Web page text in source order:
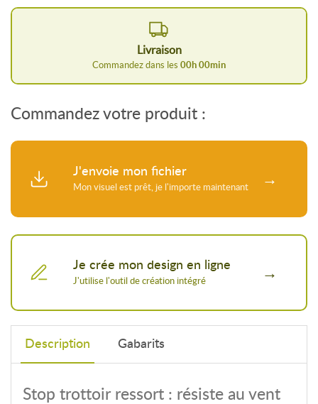
Livraison
Commandez dans les 00h 00min
Commandez votre produit :
J'envoie mon fichier
Je crée mon design en ligne
Description Gabarits
Stop trottoir ressort : résiste au vent